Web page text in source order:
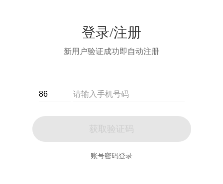
登录/注册
新用户验证成功即自动注册
获取验证码
账号密码登录